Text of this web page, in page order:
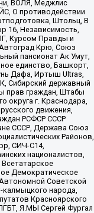
ВОЛЯ, Меджлис
О противодействии
Штольц, В
16, Независимость,
Курсом Правды и
Автоград Крю, Союз
пансионат Ак Умут,
единство, Башкорт,
Дафа, Иртыш Ultras,
Сибирский державный
прав граждан, Штабы
округа г. Краснодара,
движения,
РСФСР СССР
СССР, Держава Союз
Районов,
СИЧ-С14,
националистов,
Демократическое
Советской
калмыцкого народа,
Красноярского
Я.МЫ Сергей Фургал